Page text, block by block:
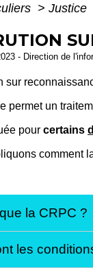
> Justice
- Direction de
sur
permet un
pour certains
comment
la CRPC ?
les